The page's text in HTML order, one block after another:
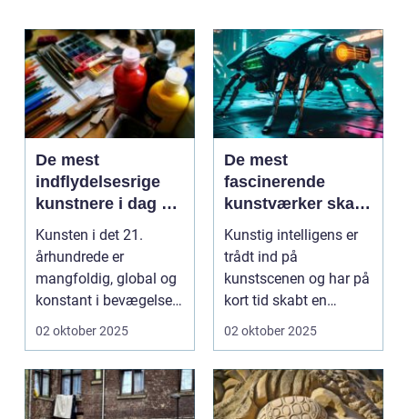
De mest
indflydelsesrige
kunstnere i dag og
deres bidrag
Kunsten i det 21.
århundrede er
mangfoldig, global og
konstant i bevægelse.
Hvor fortide...
02 oktober 2025
De mest
fascinerende
kunstværker skabt
med kunstig
intelligens
Kunstig intelligens er
trådt ind på
kunstscenen og har på
kort tid skabt en
b&osla...
02 oktober 2025